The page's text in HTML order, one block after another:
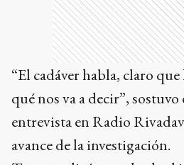
“El cadáver habla, claro
qué nos va a decir”,
entrevista en Radio
avance de la investigación.